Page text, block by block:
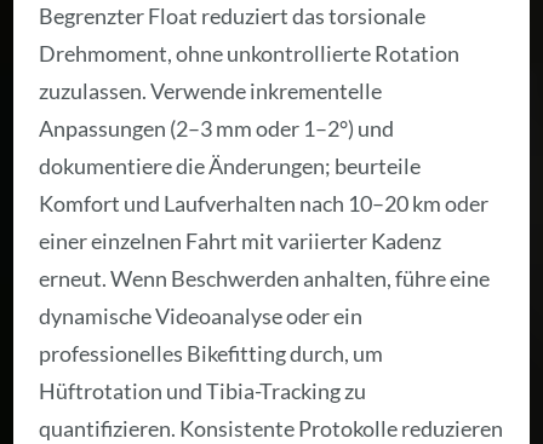
Begrenzter Float reduziert das torsionale
Drehmoment, ohne unkontrollierte Rotation
zuzulassen. Verwende inkrementelle
Anpassungen (2–3 mm oder 1–2°) und
dokumentiere die Änderungen; beurteile
Komfort und Laufverhalten nach 10–20 km oder
einer einzelnen Fahrt mit variierter Kadenz
erneut. Wenn Beschwerden anhalten, führe eine
dynamische Videoanalyse oder ein
professionelles Bikefitting durch, um
Hüftrotation und Tibia-Tracking zu
quantifizieren. Konsistente Protokolle reduzieren